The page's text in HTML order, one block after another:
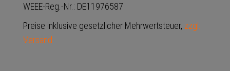
WEEE-Reg.-Nr.: DE11976587
Preise inklusive gesetzlicher Mehrwertsteuer, zzgl.
Versand